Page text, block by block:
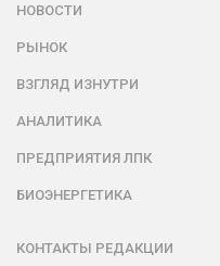
НОВОСТИ
РЫНОК
ВЗГЛЯД ИЗНУТРИ
АНАЛИТИКА
ПРЕДПРИЯТИЯ ЛПК
БИОЭНЕРГЕТИКА
КОНТАКТЫ РЕДАКЦИИ